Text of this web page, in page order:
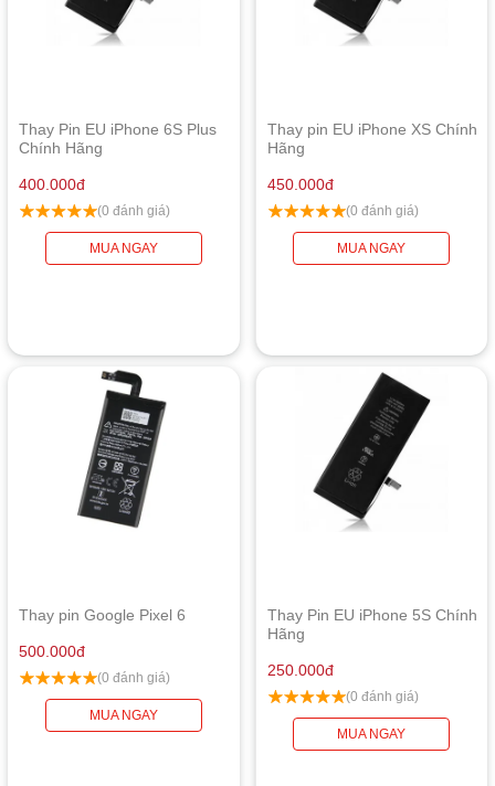
Thay Pin EU iPhone 6S Plus
Chính Hãng
400.000đ
(0 đánh giá)
MUA NGAY
Thay pin EU iPhone XS Chính
Hãng
450.000đ
(0 đánh giá)
MUA NGAY
Thay pin Google Pixel 6
500.000đ
(0 đánh giá)
MUA NGAY
Thay Pin EU iPhone 5S Chính
Hãng
250.000đ
(0 đánh giá)
MUA NGAY